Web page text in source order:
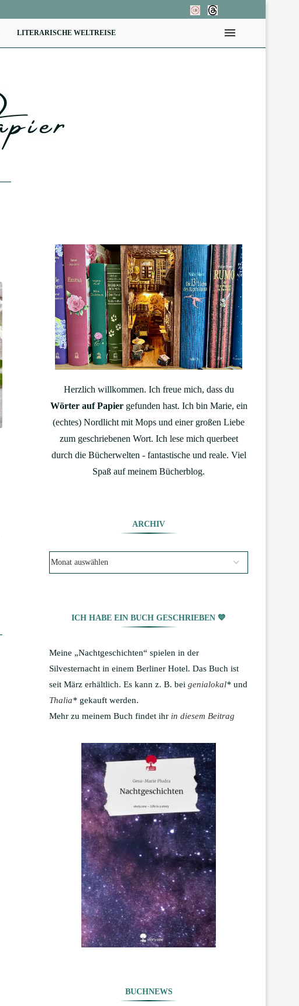
LITERARISCHE WELTREISE
Herzlich willkommen. Ich freue mich, dass du
Wörter auf Papiergefunden hast. Ich bin Marie, ein
(echtes) Nordlicht mit Mops und einer großen Liebe
zum geschriebenen Wort. Ich lese mich querbeet
durch die Bücherwelten - fantastische und reale. Viel
Spaß auf meinem Bücherblog.
ARCHIV
ICH HABE EIN BUCH GESCHRIEBEN 💙
Meine „Nachtgeschichten“ spielen in der
Silvesternacht in einem Berliner Hotel. Das Buch ist
seit März erhältlich. Es kann z. B. bei genialokal* und
Thalia* gekauft werden.
Mehr zu meinem Buch findet ihr in diesem Beitrag
BUCHNEWS